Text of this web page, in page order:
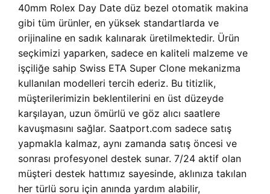
40mm Rolex Day Date düz bezel otomatik makina
gibi tüm ürünler, en yüksek standartlarda ve
orijinaline en sadık kalınarak üretilmektedir. Ürün
seçkimizi yaparken, sadece en kaliteli malzeme ve
işçiliğe sahip Swiss ETA Super Clone mekanizma
kullanılan modelleri tercih ederiz. Bu titizlik,
müşterilerimizin beklentilerini en üst düzeyde
karşılayan, uzun ömürlü ve göz alıcı saatlere
kavuşmasını sağlar. Saatport.com sadece satış
yapmakla kalmaz, aynı zamanda satış öncesi ve
sonrası profesyonel destek sunar. 7/24 aktif olan
müşteri destek hattımız sayesinde, aklınıza takılan
her türlü soru için anında yardım alabilir,